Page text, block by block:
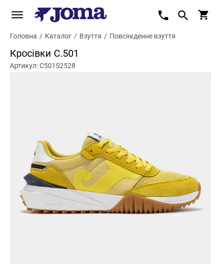
Головна / Каталог / Взуття / Повсякденне взуття
Кросівки С.501
Артикул: C501S2528